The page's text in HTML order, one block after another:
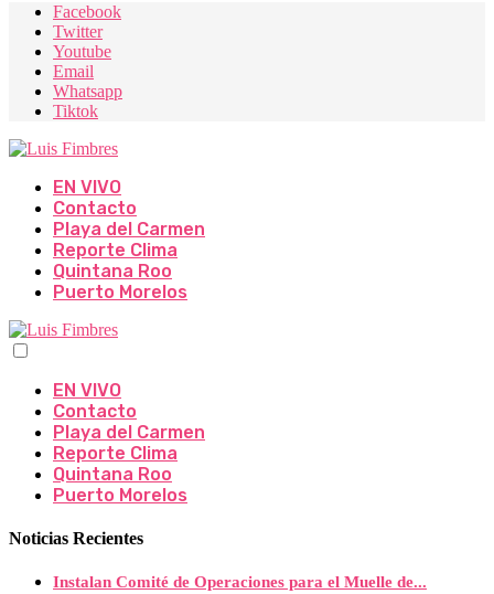
Facebook
Twitter
Youtube
Email
Whatsapp
Tiktok
EN VIVO
Contacto
Playa del Carmen
Reporte Clima
Quintana Roo
Puerto Morelos
EN VIVO
Contacto
Playa del Carmen
Reporte Clima
Quintana Roo
Puerto Morelos
Noticias Recientes
Instalan Comité de Operaciones para el Muelle de...